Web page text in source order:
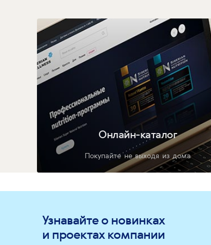
Онлайн-каталог
Покупайте не выходя из дома
Узнавайте о новинках
и проектах компании